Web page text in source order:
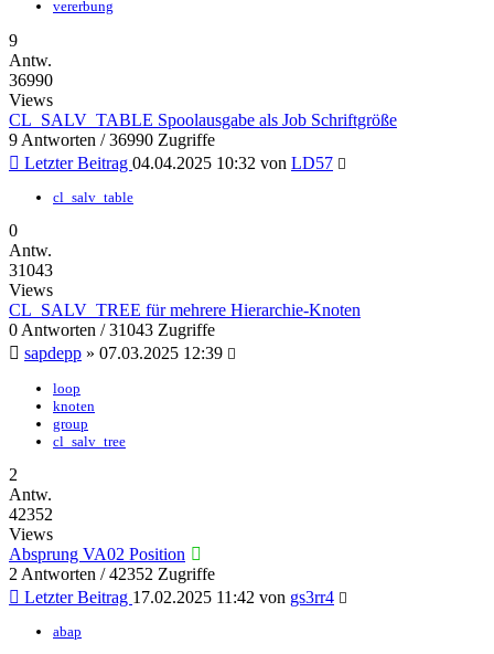
vererbung
9
Antw.
36990
Views
CL_SALV_TABLE Spoolausgabe als Job Schriftgröße
9 Antworten / 36990 Zugriffe
Letzter Beitrag 04.04.2025 10:32 von LD57
cl_salv_table
0
Antw.
31043
Views
CL_SALV_TREE für mehrere Hierarchie-Knoten
0 Antworten / 31043 Zugriffe
sapdepp » 07.03.2025 12:39
loop
knoten
group
cl_salv_tree
2
Antw.
42352
Views
Absprung VA02 Position
2 Antworten / 42352 Zugriffe
Letzter Beitrag 17.02.2025 11:42 von gs3rr4
abap